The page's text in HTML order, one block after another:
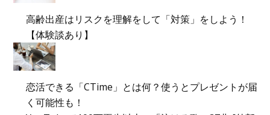
高齢出産はリスクを理解をして「対策」をしよう！
【体験談あり】
恋活できる「CTime」とは何？使うとプレゼントが届
く可能性も！